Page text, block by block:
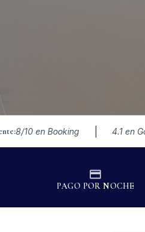
8/10 en Booking 4.1 en
PAGO POR NOCHE